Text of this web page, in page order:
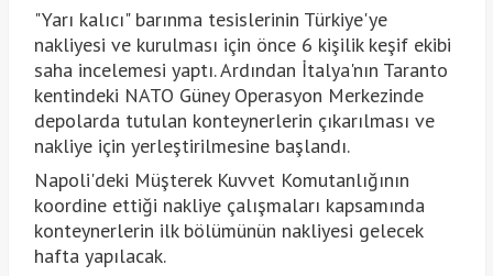
"Yarı kalıcı" barınma tesislerinin Türkiye'ye
nakliyesi ve kurulması için önce 6 kişilik keşif ekibi
saha incelemesi yaptı. Ardından İtalya'nın Taranto
kentindeki NATO Güney Operasyon Merkezinde
depolarda tutulan konteynerlerin çıkarılması ve
nakliye için yerleştirilmesine başlandı.
Napoli'deki Müşterek Kuvvet Komutanlığının
koordine ettiği nakliye çalışmaları kapsamında
konteynerlerin ilk bölümünün nakliyesi gelecek
hafta yapılacak.